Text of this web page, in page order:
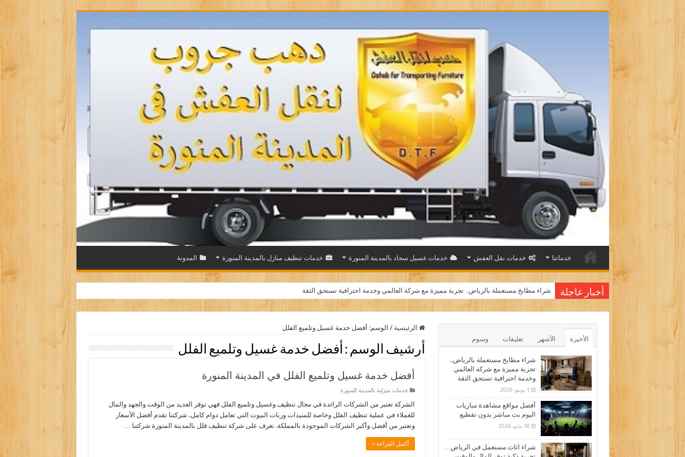
خدماتنا خدمات نقل العفش خدمات غسيل سجاد بالمدينة المنورة خدمات تنظيف منازل بالمدينة المنورة المدونة
أخبار عاجلة شراء مطابخ مستعملة بالرياض.. تجربة مميزة مع شركة العالمي وخدمة احترافية تستحق الثقة
الرئيسية / الوسم: أفضل خدمة غسيل وتلميع الفلل
أرشيف الوسم : أفضل خدمة غسيل وتلميع الفلل
أفضل خدمة غسيل وتلميع الفلل في المدينة المنورة
خدمات منزلية بالمدينة المنورة
الشركة تعتبر من الشركات الرائدة في مجال تنظيف وغسيل وتلميع الفلل فهي توفر العديد من الوقت والجهد والمال
للعملاء في عملية تنظيف الفلل وخاصة للسيدات وربات البيوت التي تعامل دوام كامل، شركتنا تقدم أفضل الأسعار
وتعتبر من أفضل وأكبر الشركات الموجودة بالمملكة. تعرف على شركة تنظيف فلل بالمدينة المنورة شركتنا …
أكمل القراءة »
الأخيرة الأشهر تعليقات وسوم
شراء مطابخ مستعملة بالرياض..
تجربة مميزة مع شركة العالمي
وخدمة احترافية تستحق الثقة
1 يونيو، 2026
أفضل مواقع مشاهدة مباريات
اليوم بث مباشر بدون تقطيع
18 مايو، 2026
شراء اثاث مستعمل في الرياض…